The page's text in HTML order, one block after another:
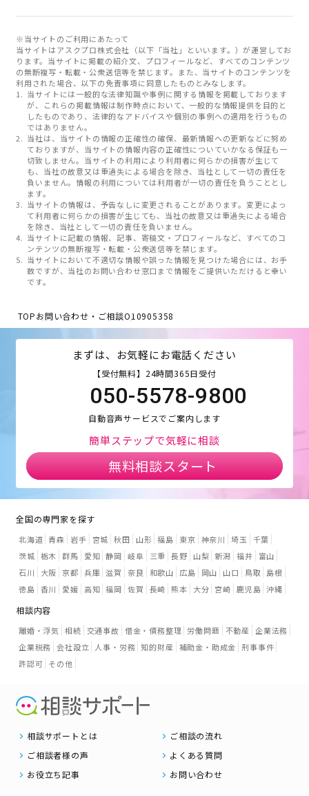
※当サイトのご利用にあたって
当サイトはアスクプロ株式会社（以下「当社」といいます。）が運営してお
ります。当サイトに掲載の紹介文、プロフィールなど、すべてのコンテンツ
の無断複写・転載・公衆送信等を禁じます。また、当サイトのコンテンツを
利用された場合、以下の免責事項に同意したものとみなします。
当サイトには一般的な法律知識や事例に関する情報を掲載しております
が、これらの掲載情報は制作時点において、一般的な情報提供を目的と
したものであり、法律的なアドバイスや個別の事例への適用を行うもの
ではありません。
当社は、当サイトの情報の正確性の確保、最新情報への更新などに努め
ておりますが、当サイトの情報内容の正確性についていかなる保証も一
切致しません。当サイトの利用により利用者に何らかの損害が生じて
も、当社の故意又は重過失による場合を除き、当社として一切の責任を
負いません。情報の利用については利用者が一切の責任を負うこととし
ます。
当サイトの情報は、予告なしに変更されることがあります。変更によっ
て利用者に何らかの損害が生じても、当社の故意又は重過失による場合
を除き、当社として一切の責任を負いません。
当サイトに記載の情報、記事、寄稿文・プロフィールなど、すべてのコ
ンテンツの無断複写・転載・公衆送信等を禁じます。
当サイトにおいて不適切な情報や誤った情報を見つけた場合には、お手
数ですが、当社のお問い合わせ窓口まで情報をご提供いただけると幸い
です。
TOPお問い合わせ・ご相談O10905358
まずは、お気軽にお電話ください
【受付無料】24時間365日受付
050-5578-9800
自動音声サービスでご案内します
簡単ステップで気軽に相談
無料相談スタート
全国の専門家を探す
北海道 青森 岩手 宮城 秋田 山形 福島 東京 神奈川 埼玉
千葉
茨城 栃木 群馬 愛知 静岡 岐阜 三重 長野 山梨 新潟 福井
富山
石川
大阪 京都 兵庫 滋賀 奈良 和歌山 広島 岡山 山口 鳥取
島根
徳島 香川 愛媛 高知 福岡 佐賀 長崎 熊本 大分 宮崎 鹿児島 沖縄
相談内容
離婚・浮気 相続 交通事故 借金・債務整理 労働問題 不動産 企業法務
企業税務 会社設立 人事・労務 知的財産 補助金・助成金 刑事事件
許認可 その他
相談サポートとは
ご相談の流れ
ご相談者様の声
よくある質問
お役立ち記事
お問い合わせ